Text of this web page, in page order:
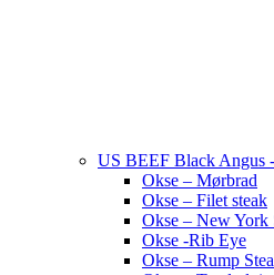
US BEEF Black Angus
Okse – Mørbrad
Okse – Filet steak
Okse – New York
Okse -Rib Eye
Okse – Rump